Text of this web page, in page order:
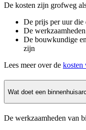
De kosten zijn grofweg
De prijs per uur die
De
De bouwkundige
zijn
Lees meer over de kosten
Wat doet een
De werkzaamheden van